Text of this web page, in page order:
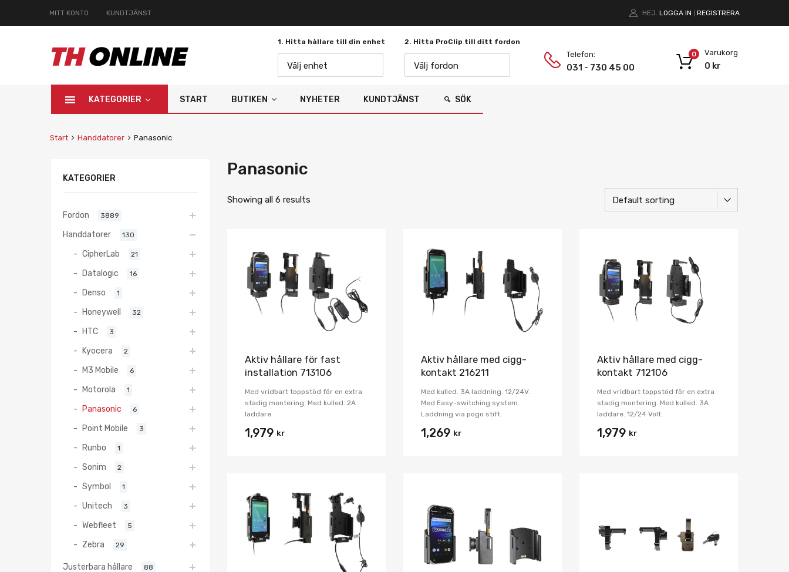
MITT KONTO KUNDTJÄNST HEJ. LOGGA IN REGISTRERA
1. Hitta hållare till din enhet
Välj enhet
2. Hitta ProClip till ditt fordon
Välj fordon
Telefon:
031 - 730 45 00
Varukorg
0 kr
0
KATEGORIER START BUTIKEN NYHETER KUNDTJÄNST SÖK
Start Handdatorer Panasonic
Panasonic
Showing all 6 results
Lägg i önskelista
Aktiv hållare för fast
installation 713106
Med vridbart toppstöd för en extra
stadig montering. Med kulled. 2A
laddare.
1,979 kr
Aktiv hållare med cigg-
kontakt 216211
Med kulled. 3A laddning. 12/24V.
Med Easy-switching system.
Laddning via pogo stift.
1,269 kr
Aktiv hållare med cigg-
kontakt 712106
Med vridbart toppstöd för en extra
stadig montering. Med kulled. 3A
laddare. 12/24 Volt.
1,979 kr
KATEGORIER
Fordon 3889
Handdatorer 130
CipherLab 21
Datalogic 16
Denso 1
Honeywell 32
HTC 3
Kyocera 2
M3 Mobile 6
Motorola 1
Panasonic 6
Point Mobile 3
Runbo 1
Sonim 2
Symbol 1
Unitech 3
Webfleet 5
Zebra 29
Justerbara hållare 88